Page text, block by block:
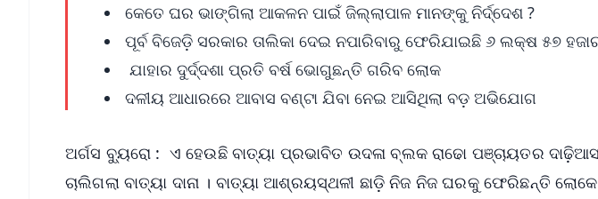
କେତେ ଘର ଭାଙ୍ଗିଲା ଆକଳନ ପାଇଁ ଜିଲ୍ଲାପାଳ ମାନଙ୍କୁ ନିର୍ଦ୍ଦେଶ ?
ପୂର୍ବ ବିଜେଡ଼ି ସରକାର ତାଲିକା ଦେଇ ନପାରିବାରୁ ଫେରିଯାଇଛି ୬ ଲକ୍ଷ ୫୭
ଯାହାର ଦୁର୍ଦ୍ଦଶା ପ୍ରତି ବର୍ଷ ଭୋଗୁଛନ୍ତି ଗରିବ ଲୋକ
ଦଳୀୟ ଆଧାରରେ ଆବାସ ବଣ୍ଟା ଯିବା ନେଇ ଆସିଥିଲା ବଡ଼ ଅଭିଯୋଗ
ଅର୍ଗସ ବ୍ୟୁରୋ : ଏ ହେଉଛି ବାତ୍ୟା ପ୍ରଭାବିତ ଉଦଳା ବ୍ଲକ ରାଢୋ ପଞ୍ଚାୟତର
ଚାଲିଗଲା ବାତ୍ୟା ଦାନା । ବାତ୍ୟା ଆଶ୍ରୟସ୍ଥଳୀ ଛାଡ଼ି ନିଜ ନିଜ ଘରକୁ ଫେରିଛନ୍ତି